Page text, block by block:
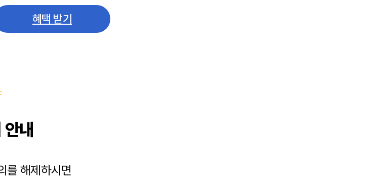
혜택 받기
내
를 해제하시면